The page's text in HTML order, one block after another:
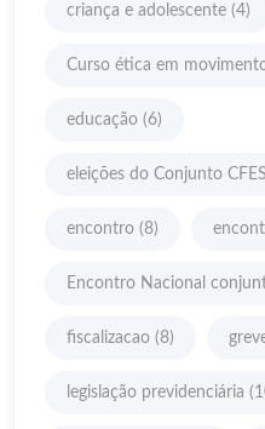
criança e adolescente (4)
Curso ética em
educação (6)
eleições do Conjunto
encontro (8)
Encontro Nacional
fiscalizacao (8)
legislação previdenciária